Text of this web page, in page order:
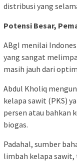
distribusi yang
Potensi Besar,
ABgI menilai
yang sangat
masih jauh dari
Abdul Kholiq
kelapa sawit (PKS)
persen atau bahkan
biogas.
Padahal, sumber
limbah kelapa